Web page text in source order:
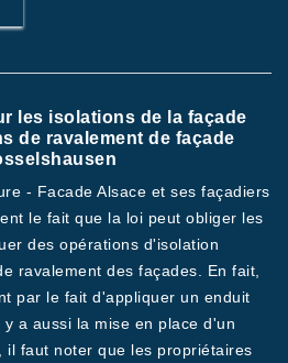
les isolations de la façade
de ravalement de façade
- Facade Alsace et ses façadiers
le fait que la loi peut obliger les
des opérations d'isolation
ravalement des façades. En fait,
par le fait d'appliquer un enduit
a aussi la mise en place d'un
il faut noter que les propriétaires